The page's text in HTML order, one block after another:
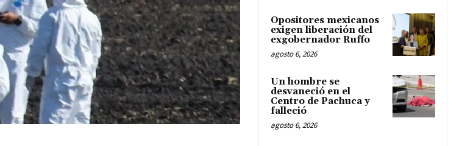
Opositores mexicanos
exigen liberación del
exgobernador Ruffo
agosto 6, 2026
Un hombre se
desvaneció en el
Centro de Pachuca y
falleció
agosto 6, 2026